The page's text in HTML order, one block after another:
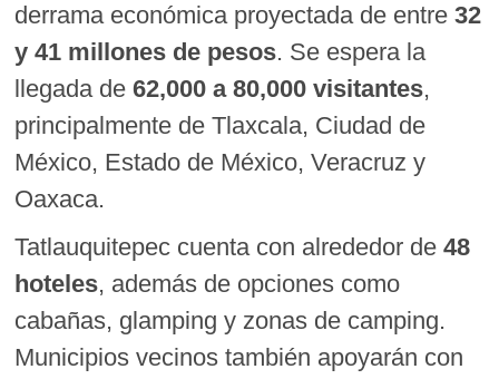
derrama económica proyectada de entre32
y 41 millones de pesos. Se espera la
llegada de62,000 a 80,000 visitantes,
principalmente de Tlaxcala, Ciudad de
México, Estado de México, Veracruz y
Oaxaca.
Tatlauquitepec cuenta con alrededor de48
hoteles, además de opciones como
cabañas, glamping y zonas de camping.
Municipios vecinos también apoyarán con